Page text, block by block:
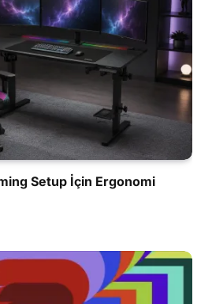
Setup İçin Ergonomi